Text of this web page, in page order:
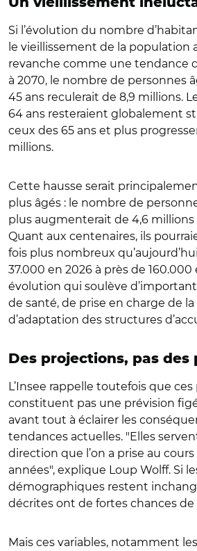
Si l’évolution du nombre
le vieillissement de la population
revanche comme une tendance
à 2070, le nombre de personnes
45 ans reculerait de 8,9 millions.
64 ans resteraient globalement
ceux des 65 ans et plus
millions.
Cette hausse serait
plus âgés : le nombre de
plus augmenterait de 4,6 millions
Quant aux centenaires, ils
fois plus nombreux
37.000 en 2026 à près de 160.000
évolution qui soulève
de santé, de prise en charge de
d’adaptation des structures
Des projections, pas
L’Insee rappelle toutefois que
constituent pas une prévision
avant tout à éclairer les
tendances actuelles. "Elles
direction que l’on a prise au
années", explique Loup Wolff. Si
démographiques restent
décrites ont de fortes chances de
Mais ces variables, notamment